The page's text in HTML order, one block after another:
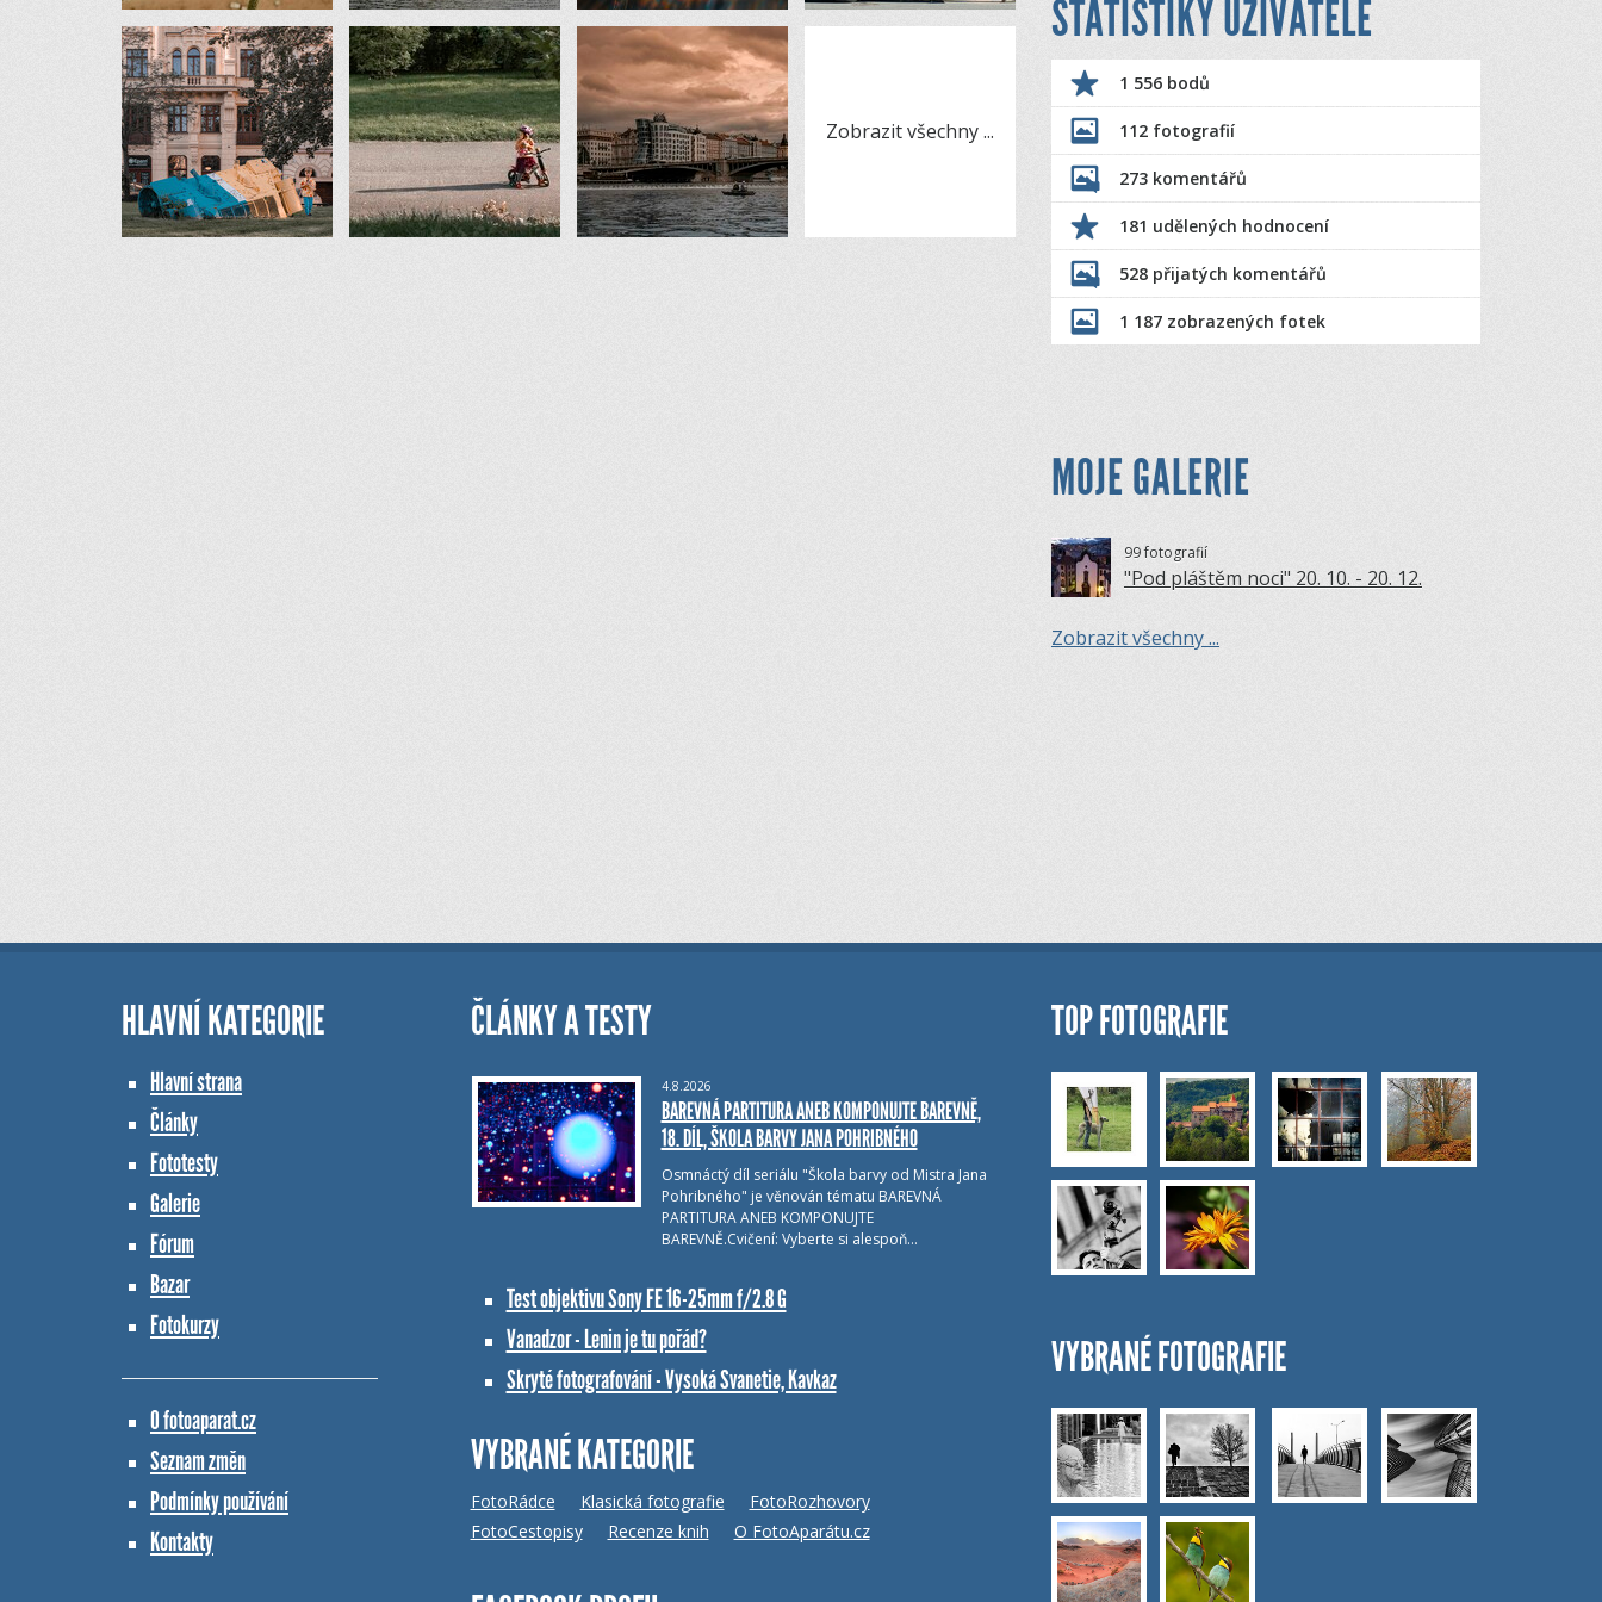
Zobrazit všechny...
STATISTIKY UŽIVATELE
1 556 bodů
112 fotografií
273 komentářů
181 udělených hodnocení
528 přijatých komentářů
1 187 zobrazených fotek
MOJE GALERIE
99 fotografií
"Pod pláštěm noci" 20. 10. - 20. 12.
Zobrazit všechny ...
HLAVNÍ KATEGORIE
Hlavní strana
Články
Fototesty
Galerie
Fórum
Bazar
Fotokurzy
O fotoaparat.cz
Seznam změn
Podmínky používání
Kontakty
ČLÁNKY A TESTY
4.8.2026
BAREVNÁ PARTITURA ANEB KOMPONUJTE BAREVNĚ,
18. DÍL, ŠKOLA BARVY JANA POHRIBNÉHO
Osmnáctý díl seriálu "Škola barvy od Mistra Jana
Pohribného" je věnován tématu BAREVNÁ
PARTITURA ANEB KOMPONUJTE
BAREVNĚ.Cvičení: Vyberte si alespoň…
Test objektivu Sony FE 16-25mm f/2.8 G
Vanadzor - Lenin je tu pořád?
Skryté fotografování - Vysoká Svanetie, Kavkaz
VYBRANÉ KATEGORIE
FotoRádce Klasická fotografie
FotoRozhovory
FotoCestopisy
Recenze knih O FotoAparátu.cz
TOP FOTOGRAFIE
VYBRANÉ FOTOGRAFIE